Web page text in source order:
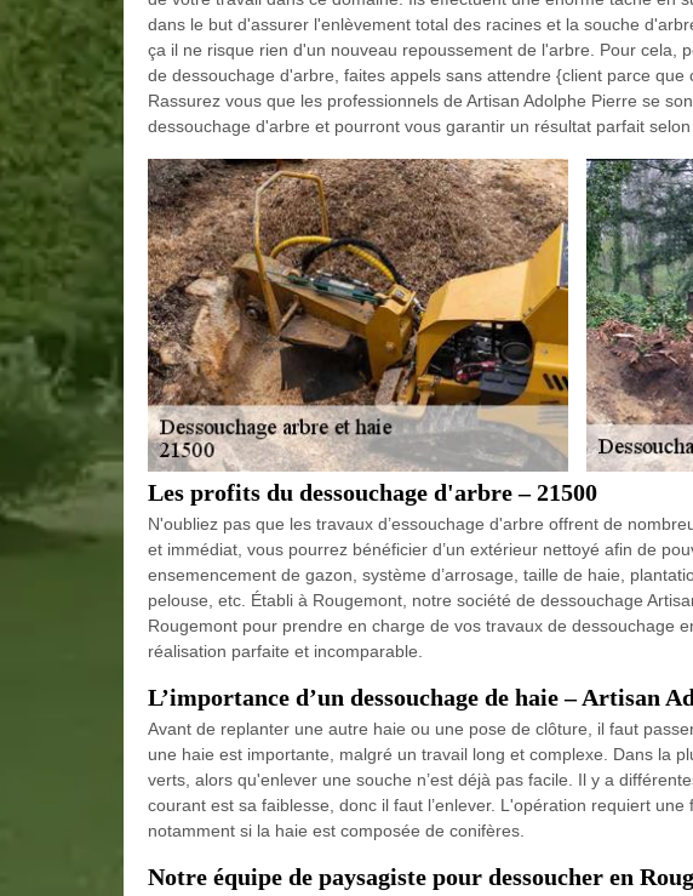
dans le but d'assurer l'enlèvement total des racines et la souche
ça il ne risque rien d'un nouveau repoussement de l'arbre. Pour cela,
de dessouchage d'arbre, faites appels sans attendre {client parce que
Rassurez vous que les professionnels de Artisan Adolphe Pierre se
dessouchage d'arbre et pourront vous garantir un résultat parfait selon
Les profits du dessouchage d'arbre – 21500
N'oubliez pas que les travaux d’essouchage d'arbre offrent de
et immédiat, vous pourrez bénéficier d’un extérieur nettoyé afin de
ensemencement de gazon, système d’arrosage, taille de haie,
pelouse, etc. Établi à Rougemont, notre société de dessouchage
Rougemont pour prendre en charge de vos travaux de dessouchage
réalisation parfaite et incomparable.
L’importance d’un dessouchage de haie – Artisan
Avant de replanter une autre haie ou une pose de clôture, il faut
une haie est importante, malgré un travail long et complexe. Dans la
verts, alors qu'enlever une souche n’est déjà pas facile. Il y a
courant est sa faiblesse, donc il faut l’enlever. L'opération requiert
notamment si la haie est composée de conifères.
Notre équipe de paysagiste pour dessoucher en